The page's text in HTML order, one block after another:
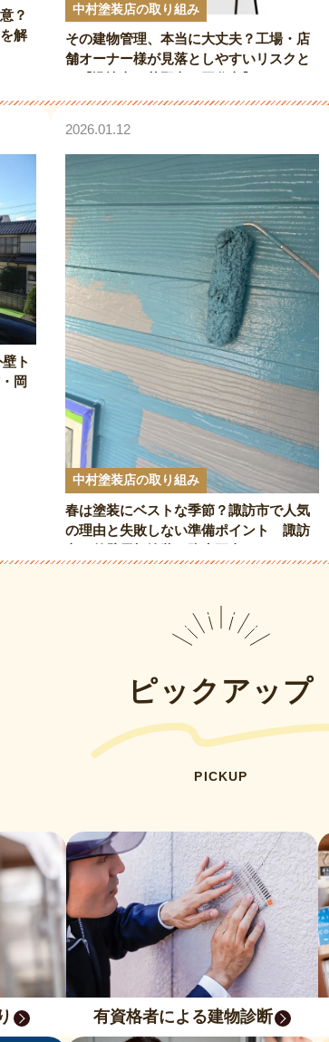
？
解
中村塗装店の取り組み
その建物管理、本当に大丈夫？工場・店
舗オーナー様が見落としやすいリスクと
ト
岡
2026.01.12
中村塗装店の取り組み
春は塗装にベストな季節？諏訪市で人気
の理由と失敗しない準備ポイント 諏訪
ピックアップ
PICKUP
有資格者による建物診断